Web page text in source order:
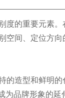
度的重要元素。
空间、定位方向
的造型和鲜明的
为品牌形象的延